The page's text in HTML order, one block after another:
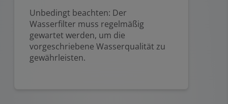
Unbedingt beachten: Der
Wasserfilter muss regelmäßig
gewartet werden, um die
vorgeschriebene Wasserqualität zu
gewährleisten.